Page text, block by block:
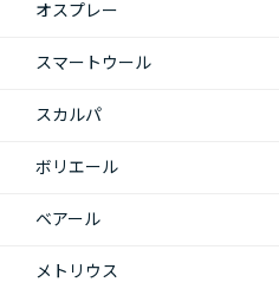
オスプレー
スマートウール
スカルパ
ボリエール
ベアール
メトリウス